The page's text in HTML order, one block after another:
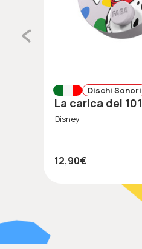
Dischi Sonori
La carica dei 101
Disney
12,90€